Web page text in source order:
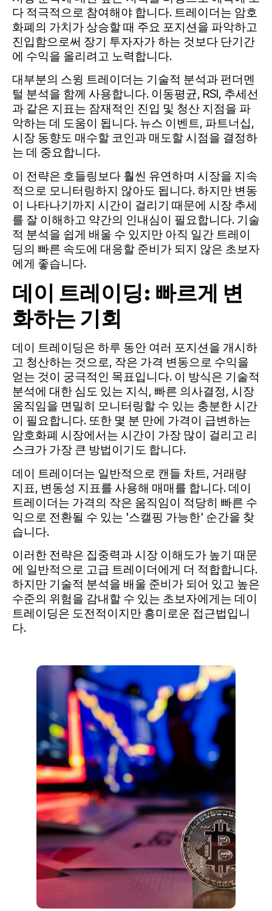
다 적극적으로 참여해야 합니다. 트레이더는 암호
화폐의 가치가 상승할 때 주요 포지션을 파악하고
진입함으로써 장기 투자자가 하는 것보다 단기간
에 수익을 올리려고 노력합니다.
대부분의 스윙 트레이더는 기술적 분석과 펀더멘
털 분석을 함께 사용합니다. 이동평균, RSI, 추세선
과 같은 지표는 잠재적인 진입 및 청산 지점을 파
악하는 데 도움이 됩니다. 뉴스 이벤트, 파트너십,
시장 동향도 매수할 코인과 매도할 시점을 결정하
는 데 중요합니다.
이 전략은 호들링보다 훨씬 유연하며 시장을 지속
적으로 모니터링하지 않아도 됩니다. 하지만 변동
이 나타나기까지 시간이 걸리기 때문에 시장 추세
를 잘 이해하고 약간의 인내심이 필요합니다. 기술
적 분석을 쉽게 배울 수 있지만 아직 일간 트레이
딩의 빠른 속도에 대응할 준비가 되지 않은 초보자
에게 좋습니다.
데이 트레이딩: 빠르게 변
화하는 기회
데이 트레이딩은 하루 동안 여러 포지션을 개시하
고 청산하는 것으로, 작은 가격 변동으로 수익을
얻는 것이 궁극적인 목표입니다. 이 방식은 기술적
분석에 대한 심도 있는 지식, 빠른 의사결정, 시장
움직임을 면밀히 모니터링할 수 있는 충분한 시간
이 필요합니다. 또한 몇 분 만에 가격이 급변하는
암호화폐 시장에서는 시간이 가장 많이 걸리고 리
스크가 가장 큰 방법이기도 합니다.
데이 트레이더는 일반적으로 캔들 차트, 거래량
지표, 변동성 지표를 사용해 매매를 합니다. 데이
트레이더는 가격의 작은 움직임이 적당히 빠른 수
익으로 전환될 수 있는 '스캘핑 가능한' 순간을 찾
습니다.
이러한 전략은 집중력과 시장 이해도가 높기 때문
에 일반적으로 고급 트레이더에게 더 적합합니다.
하지만 기술적 분석을 배울 준비가 되어 있고 높은
수준의 위험을 감내할 수 있는 초보자에게는 데이
트레이딩은 도전적이지만 흥미로운 접근법입니
다.